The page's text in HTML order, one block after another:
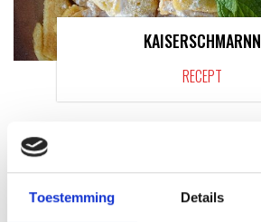
Toestemming Details
KAISERSCHMARNN
RECEPT